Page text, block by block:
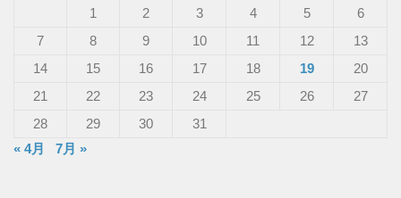
1
2 3 4 5
6
7
8 9 10 11 12
13
14
15 16 17 18 19
20
21
22 23 24 25 26
27
28
29 30
31
« 4月
7月 »